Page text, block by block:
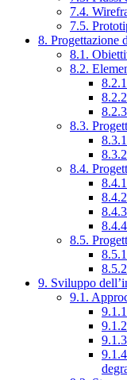
7.4.
7.5.
8. Progettazione
8.1.
8.2.
8.3.
8.4.
8.5.
9. Sviluppo
9.1.